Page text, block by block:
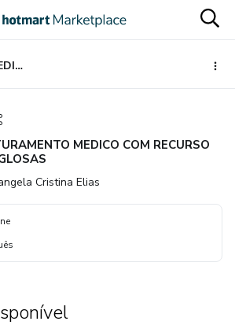
FATURAMENTO MEDICO COM RECURSO DE GLOSAS
MEDICO COM RECURSO
Cristina Elias